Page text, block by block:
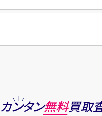
カンタン無料買取